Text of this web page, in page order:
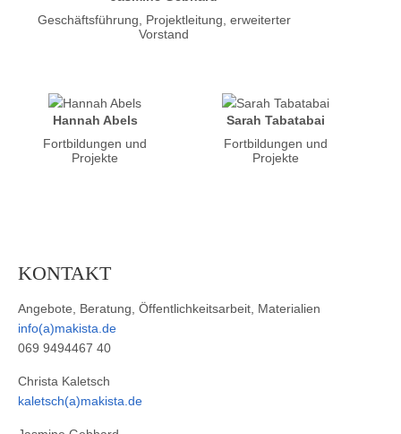
Geschäftsführung, Projektleitung, erweiterter
Vorstand
Hannah Abels
Fortbildungen und
Projekte
Sarah Tabatabai
Fortbildungen und
Projekte
KONTAKT
Angebote, Beratung, Öffentlichkeitsarbeit, Materialien
info(a)makista.de
069 9494467 40
Christa Kaletsch
kaletsch(a)makista.de